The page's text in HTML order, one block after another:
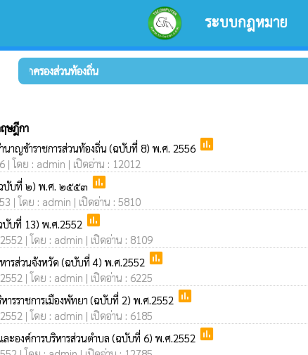
ระบบกฎหมาย
ปกครองส่วนท้องถิ่น
ษฎีกา
าญข้าราชการส่วนท้องถิ่น (ฉบับที่ 8) พ.ศ. 2556 poll
| โดย : admin | เปิดอ่าน : 12012
บับที่ ๒) พ.ศ. ๒๕๕๓ poll
| โดย : admin | เปิดอ่าน : 5810
บที่ 13) พ.ศ.2552 poll
| โดย : admin | เปิดอ่าน : 8109
ารส่วนจังหวัด (ฉบับที่ 4) พ.ศ.2552 poll
| โดย : admin | เปิดอ่าน : 6225
รราชการเมืองพัทยา (ฉบับที่ 2) พ.ศ.2552 poll
| โดย : admin | เปิดอ่าน : 6185
ะองค์การบริหารส่วนตำบล (ฉบับที่ 6) พ.ศ.2552 poll